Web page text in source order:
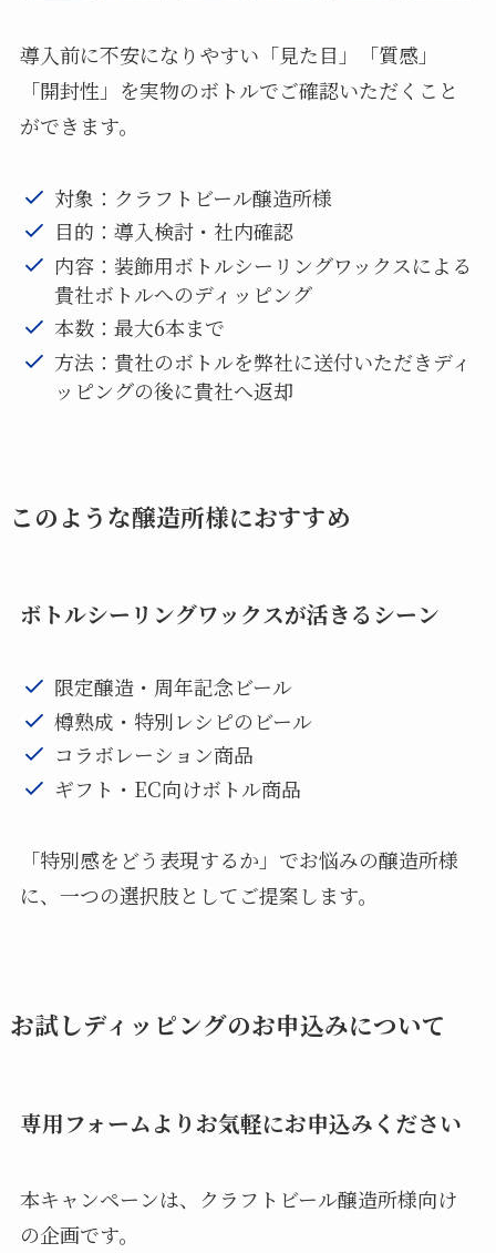
導入前に不安になりやすい「見た目」「質感」
「開封性」を実物のボトルでご確認いただくこと
ができます。
対象：クラフトビール醸造所様
目的：導入検討・社内確認
内容：装飾用ボトルシーリングワックスによる
貴社ボトルへのディッピング
本数：最大6本まで
方法：貴社のボトルを弊社に送付いただきディ
ッピングの後に貴社へ返却
このような醸造所様におすすめ
ボトルシーリングワックスが活きるシーン
限定醸造・周年記念ビール
樽熟成・特別レシピのビール
コラボレーション商品
ギフト・EC向けボトル商品
「特別感をどう表現するか」でお悩みの醸造所様
に、一つの選択肢としてご提案します。
お試しディッピングのお申込みについて
専用フォームよりお気軽にお申込みください
本キャンペーンは、クラフトビール醸造所様向け
の企画です。